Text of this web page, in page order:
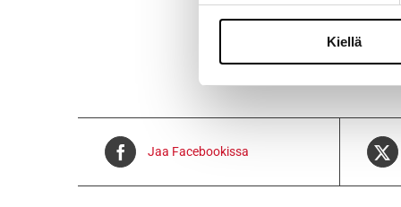
Kiellä
Jaa Facebookissa